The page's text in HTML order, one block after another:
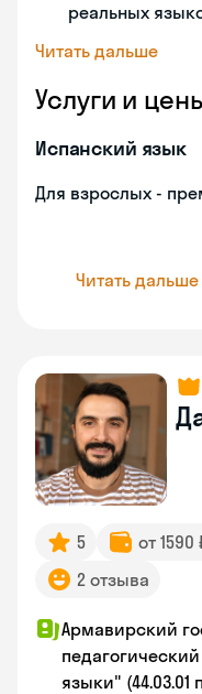
реальных
Читать дальше
Услуги и
Испанский язык
Для взрослых -
Читать дальше
5 от
2 отзыва
Армавирский
языки" (44.03.01